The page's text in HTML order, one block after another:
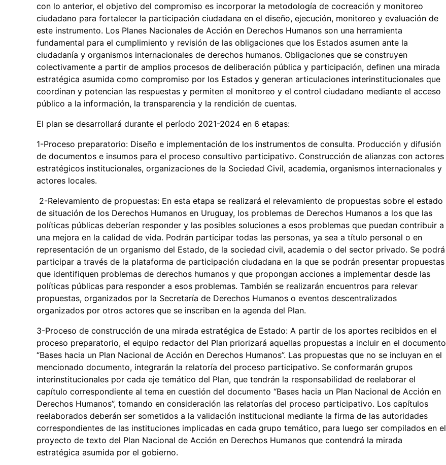
con lo anterior, el objetivo del compromiso es incorporar la metodología de cocreación y monitoreo
ciudadano para fortalecer la participación ciudadana en el diseño, ejecución, monitoreo y evaluación de
este instrumento. Los Planes Nacionales de Acción en Derechos Humanos son una herramienta
fundamental para el cumplimiento y revisión de las obligaciones que los Estados asumen ante la
ciudadanía y organismos internacionales de derechos humanos. Obligaciones que se construyen
colectivamente a partir de amplios procesos de deliberación pública y participación, definen una mirada
estratégica asumida como compromiso por los Estados y generan articulaciones interinstitucionales que
coordinan y potencian las respuestas y permiten el monitoreo y el control ciudadano mediante el acceso
público a la información, la transparencia y la rendición de cuentas.
El plan se desarrollará durante el período 2021-2024 en 6 etapas:
1-Proceso preparatorio: Diseño e implementación de los instrumentos de consulta. Producción y difusión
de documentos e insumos para el proceso consultivo participativo. Construcción de alianzas con actores
estratégicos institucionales, organizaciones de la Sociedad Civil, academia, organismos internacionales y
actores locales.
2-Relevamiento de propuestas: En esta etapa se realizará el relevamiento de propuestas sobre el estado
de situación de los Derechos Humanos en Uruguay, los problemas de Derechos Humanos a los que las
políticas públicas deberían responder y las posibles soluciones a esos problemas que puedan contribuir a
una mejora en la calidad de vida. Podrán participar todas las personas, ya sea a título personal o en
representación de un organismo del Estado, de la sociedad civil, academia o del sector privado. Se podrá
participar a través de la plataforma de participación ciudadana en la que se podrán presentar propuestas
que identifiquen problemas de derechos humanos y que propongan acciones a implementar desde las
políticas públicas para responder a esos problemas. También se realizarán encuentros para relevar
propuestas, organizados por la Secretaría de Derechos Humanos o eventos descentralizados
organizados por otros actores que se inscriban en la agenda del Plan.
3-Proceso de construcción de una mirada estratégica de Estado: A partir de los aportes recibidos en el
proceso preparatorio, el equipo redactor del Plan priorizará aquellas propuestas a incluir en el documento
“Bases hacia un Plan Nacional de Acción en Derechos Humanos”. Las propuestas que no se incluyan en el
mencionado documento, integrarán la relatoría del proceso participativo. Se conformarán grupos
interinstitucionales por cada eje temático del Plan, que tendrán la responsabilidad de reelaborar el
capítulo correspondiente al tema en cuestión del documento “Bases hacia un Plan Nacional de Acción en
Derechos Humanos”, tomando en consideración las relatorías del proceso participativo. Los capítulos
reelaborados deberán ser sometidos a la validación institucional mediante la firma de las autoridades
correspondientes de las instituciones implicadas en cada grupo temático, para luego ser compilados en el
proyecto de texto del Plan Nacional de Acción en Derechos Humanos que contendrá la mirada
estratégica asumida por el gobierno.